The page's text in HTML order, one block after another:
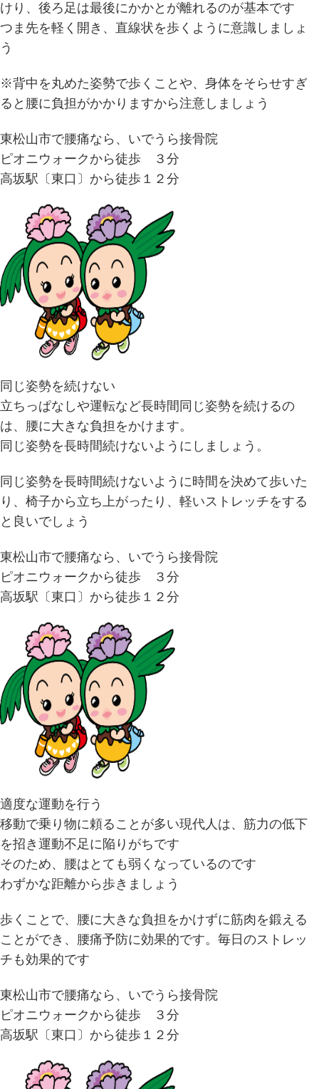
けり、後ろ足は最後にかかとが離れるのが基本です
つま先を軽く開き、直線状を歩くように意識しましょ
う
※背中を丸めた姿勢で歩くことや、身体をそらせすぎ
ると腰に負担がかかりますから注意しましょう
東松山市で腰痛なら、いでうら接骨院
ピオニウォークから徒歩 ３分
高坂駅〔東口〕から徒歩１２分
同じ姿勢を続けない
立ちっぱなしや運転など長時間同じ姿勢を続けるの
は、腰に大きな負担をかけます。
同じ姿勢を長時間続けないようにしましょう。
同じ姿勢を長時間続けないように時間を決めて歩いた
り、椅子から立ち上がったり、軽いストレッチをする
と良いでしょう
東松山市で腰痛なら、いでうら接骨院
ピオニウォークから徒歩 ３分
高坂駅〔東口〕から徒歩１２分
適度な運動を行う
移動で乗り物に頼ることが多い現代人は、筋力の低下
を招き運動不足に陥りがちです
そのため、腰はとても弱くなっているのです
わずかな距離から歩きましょう
歩くことで、腰に大きな負担をかけずに筋肉を鍛える
ことができ、腰痛予防に効果的です。毎日のストレッ
チも効果的です
東松山市で腰痛なら、いでうら接骨院
ピオニウォークから徒歩 ３分
高坂駅〔東口〕から徒歩１２分